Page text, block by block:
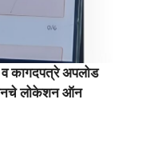
व कागदपत्रे अपलोड
लोकेशन ऑन